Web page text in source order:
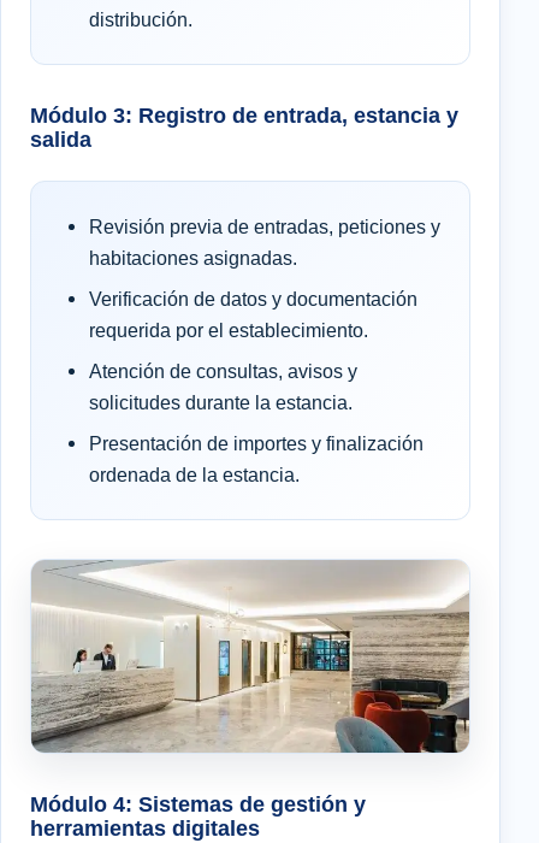
distribución.
Módulo 3: Registro de entrada, estancia y
salida
Revisión previa de entradas, peticiones y
habitaciones asignadas.
Verificación de datos y documentación
requerida por el establecimiento.
Atención de consultas, avisos y
solicitudes durante la estancia.
Presentación de importes y finalización
ordenada de la estancia.
Módulo 4: Sistemas de gestión y
herramientas digitales